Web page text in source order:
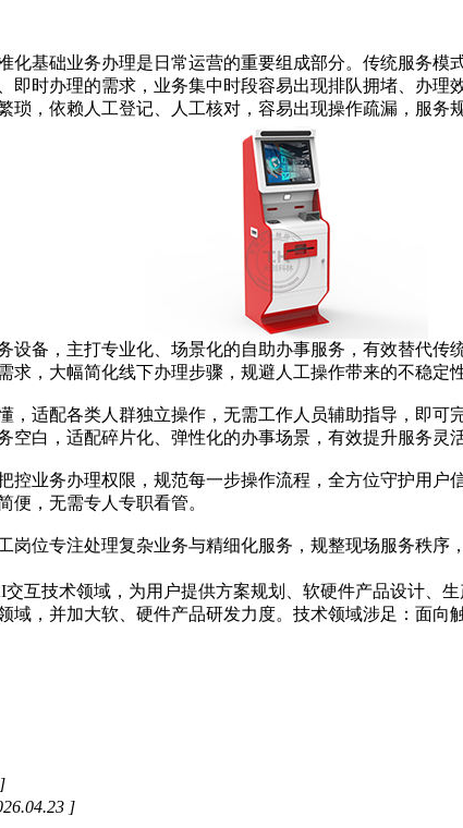
基础业务办理是日常运营的重要组成部分。传统服务模
即时办理的需求，业务集中时段容易出现排队拥堵、办
，依赖人工登记、人工核对，容易出现操作疏漏，服务
备，主打专业化、场景化的自助办事服务，有效替代传
，大幅简化线下办理步骤，规避人工操作带来的不稳定性
适配各类人群独立操作，无需工作人员辅助指导，即可
白，适配碎片化、弹性化的办事场景，有效提升服务灵活
务办理权限，规范每一步操作流程，全方位守护用户
便，无需专人专职看管。
位专注处理复杂业务与精细化服务，规整现场服务秩序
互技术领域，为用户提供方案规划、软硬件产品设计、
域，并加大软、硬件产品研发力度。技术领域涉足：面
]